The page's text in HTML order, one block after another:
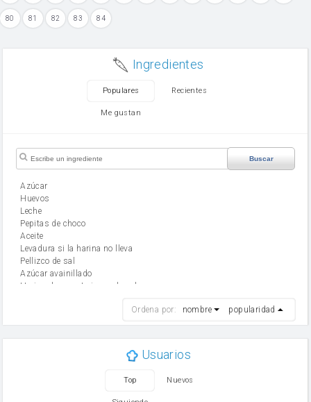
80 81 82 83 84
Ingredientes
Populares Recientes
Me gustan
Buscar
Azúcar
huevos
leche
Pepitas de choco
aceite
Levadura si la harina no lleva
Pellizco de sal
Azúcar avainillado
Harina de reposteria con levadura
mantequilla
Ordena por: nombre popularidad
Usuarios
Top Nuevos